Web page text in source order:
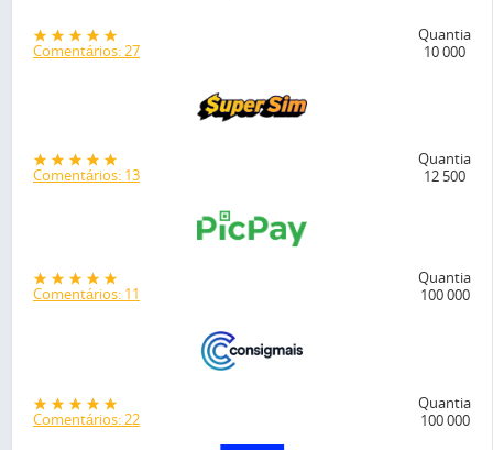
Comentários: 27
Quantia
10 000
Comentários: 13
Quantia
12 500
Comentários: 11
Quantia
100 000
Comentários: 22
Quantia
100 000